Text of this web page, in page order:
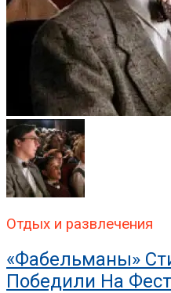
Отдых и развлечения
«Фабельманы»
Победили На